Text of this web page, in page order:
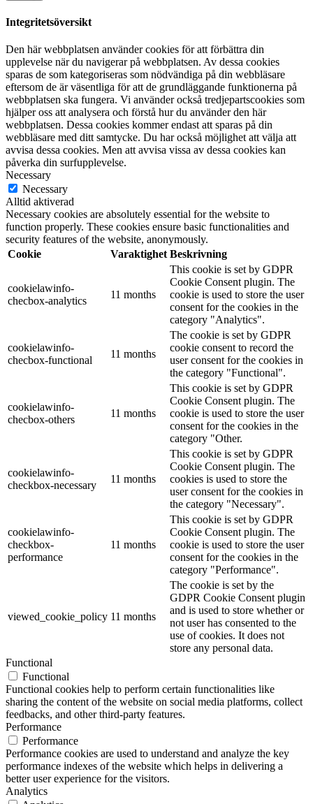
Integritetsöversikt
Den här webbplatsen använder cookies för att förbättra din
upplevelse när du navigerar på webbplatsen. Av dessa cookies
sparas de som kategoriseras som nödvändiga på din webbläsare
eftersom de är väsentliga för att de grundläggande funktionerna på
webbplatsen ska fungera. Vi använder också tredjepartscookies som
hjälper oss att analysera och förstå hur du använder den här
webbplatsen. Dessa cookies kommer endast att sparas på din
webbläsare med ditt samtycke. Du har också möjlighet att välja att
avvisa dessa cookies. Men att avvisa vissa av dessa cookies kan
påverka din surfupplevelse.
Necessary
Necessary
Alltid aktiverad
Necessary cookies are absolutely essential for the website to
function properly. These cookies ensure basic functionalities and
security features of the website, anonymously.
Cookie
Varaktighet Beskrivning
cookielawinfo-
checbox-analytics
11 months
This cookie is set by GDPR
Cookie Consent plugin. The
cookie is used to store the user
consent for the cookies in the
category "Analytics".
cookielawinfo-
checbox-functional
11 months
The cookie is set by GDPR
cookie consent to record the
user consent for the cookies in
the category "Functional".
cookielawinfo-
checbox-others
11 months
This cookie is set by GDPR
Cookie Consent plugin. The
cookie is used to store the user
consent for the cookies in the
category "Other.
cookielawinfo-
checkbox-necessary
11 months
This cookie is set by GDPR
Cookie Consent plugin. The
cookies is used to store the
user consent for the cookies in
the category "Necessary".
cookielawinfo-
checkbox-
performance
11 months
This cookie is set by GDPR
Cookie Consent plugin. The
cookie is used to store the user
consent for the cookies in the
category "Performance".
viewed_cookie_policy 11 months
The cookie is set by the
GDPR Cookie Consent plugin
and is used to store whether or
not user has consented to the
use of cookies. It does not
store any personal data.
Functional
Functional
Functional cookies help to perform certain functionalities like
sharing the content of the website on social media platforms, collect
feedbacks, and other third-party features.
Performance
Performance
Performance cookies are used to understand and analyze the key
performance indexes of the website which helps in delivering a
better user experience for the visitors.
Analytics